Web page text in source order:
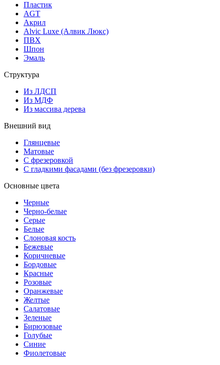
Пластик
AGT
Акрил
Alvic Luxe (Алвик Люкс)
ПВХ
Шпон
Эмаль
Структура
Из ЛДСП
Из МДФ
Из массива дерева
Внешний вид
Глянцевые
Матовые
С фрезеровкой
С гладкими фасадами (без фрезеровки)
Основные цвета
Черные
Черно-белые
Серые
Белые
Слоновая кость
Бежевые
Коричневые
Бордовые
Красные
Розовые
Оранжевые
Желтые
Салатовые
Зеленые
Бирюзовые
Голубые
Синие
Фиолетовые